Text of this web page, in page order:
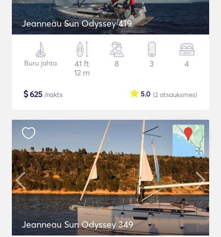
Jeanneau Sun Odyssey 419
Buru jahta
41 ft
12 m
8 3 4
$625 /nakts (2 atsauksmes)
5.0
Jeanneau Sun Odyssey 349